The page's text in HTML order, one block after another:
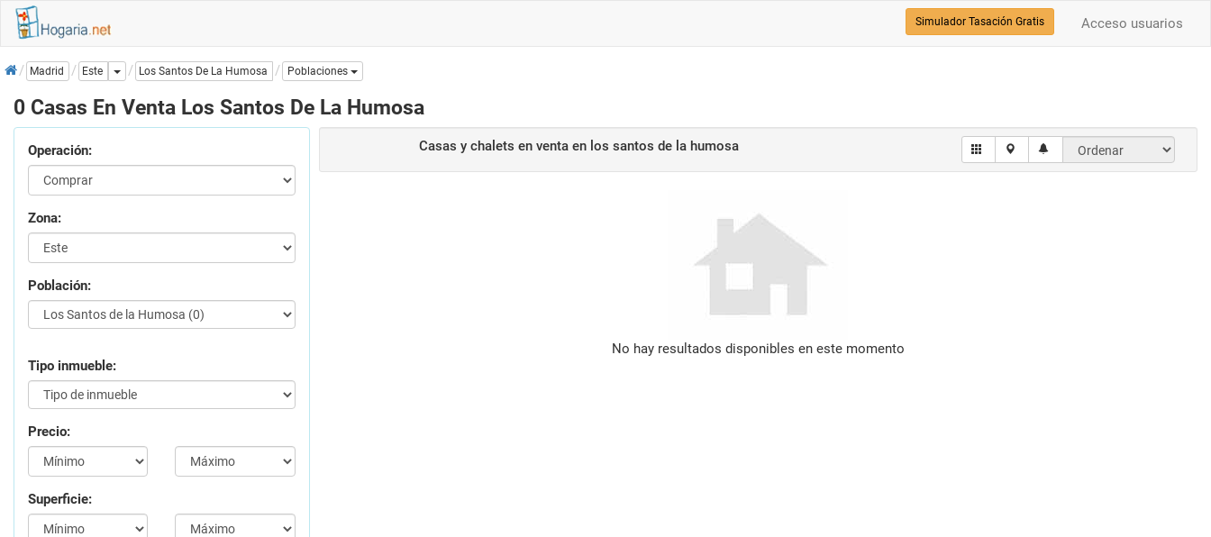
Acceso usuarios
Simulador Tasación Gratis
InicioMadrid Este Dropdown
Los Santos De La Humosa Poblaciones
0 Casas En Venta Los Santos De La Humosa
Operación:
Zona:
Población:
Tipo inmueble:
Precio:
Superficie:
Casas y chalets en ventaen los santos de la humosa
No hay resultados disponibles en este momento